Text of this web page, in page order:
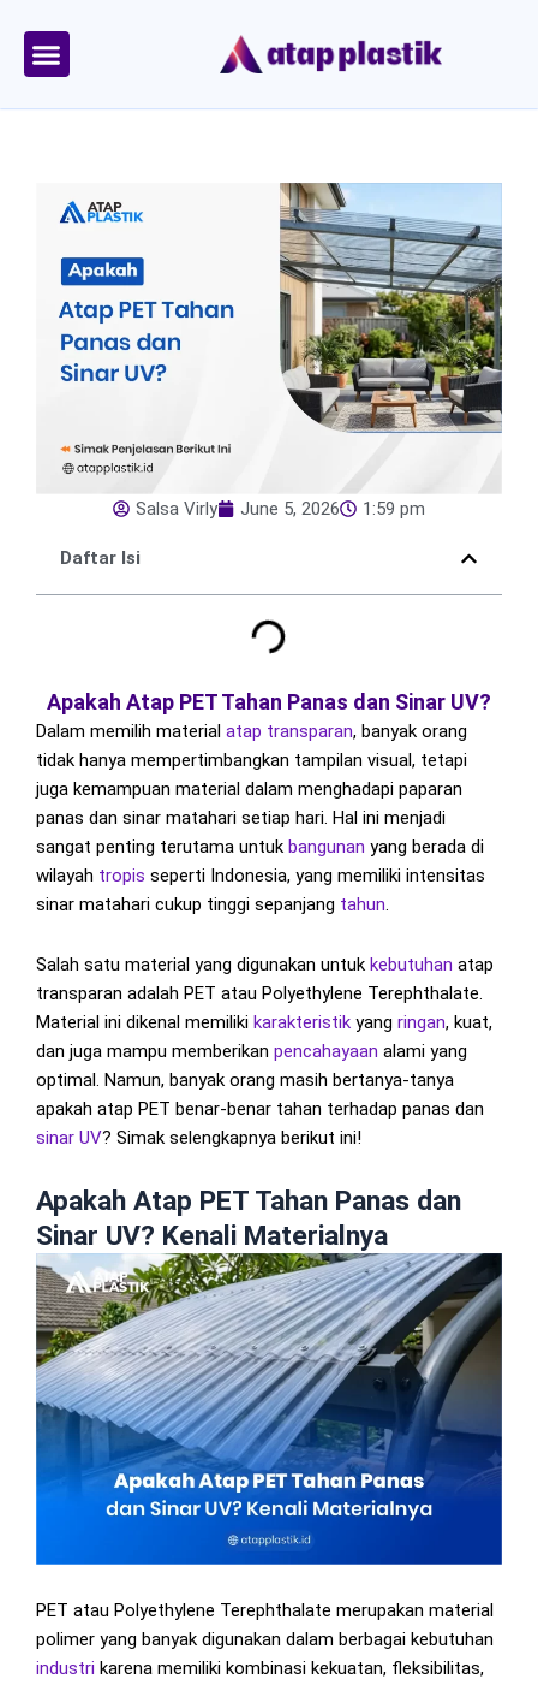
content
Salsa Virly June 5, 2026 1:59 pm
Daftar Isi
Apakah Atap PET Tahan Panas dan Sinar UV?
Dalam memilih material atap transparan, banyak orang
tidak hanya mempertimbangkan tampilan visual, tetapi
juga kemampuan material dalam menghadapi paparan
panas dan sinar matahari setiap hari. Hal ini menjadi
sangat penting terutama untuk bangunan yang berada di
wilayah tropis seperti Indonesia, yang memiliki intensitas
sinar matahari cukup tinggi sepanjang tahun.
Salah satu material yang digunakan untuk kebutuhan atap
transparan adalah PET atau Polyethylene Terephthalate.
Material ini dikenal memiliki karakteristik yang ringan, kuat,
dan juga mampu memberikan pencahayaan alami yang
optimal. Namun, banyak orang masih bertanya-tanya
apakah atap PET benar-benar tahan terhadap panas dan
sinar UV? Simak selengkapnya berikut ini!
Apakah Atap PET Tahan Panas dan
Sinar UV? Kenali Materialnya
PET atau Polyethylene Terephthalate merupakan material
polimer yang banyak digunakan dalam berbagai kebutuhan
industri karena memiliki kombinasi kekuatan, fleksibilitas,